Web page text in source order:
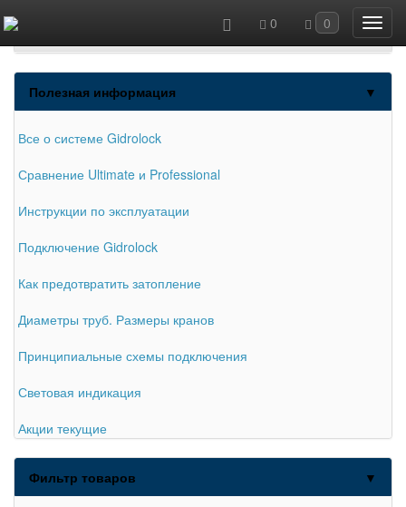
0
0
Gidrolock для квартиры
Gidrolock для загородного дома
Блоки управления Gidrolock
Gidrolock Universal
Gidrolock Wi-Fi
Gidrolock GSM
Дополнительное оборудование
GIDROLOCK по диаметру трубы
Полезная информация ▼
Все о системе Gidrolock
Сравнение Ultimate и Professional
Инструкции по эксплуатации
Подключение Gidrolock
Как предотвратить затопление
Диаметры труб. Размеры кранов
Принципиальные схемы подключения
Световая индикация
Акции текущие
Фильтр товаров ▼